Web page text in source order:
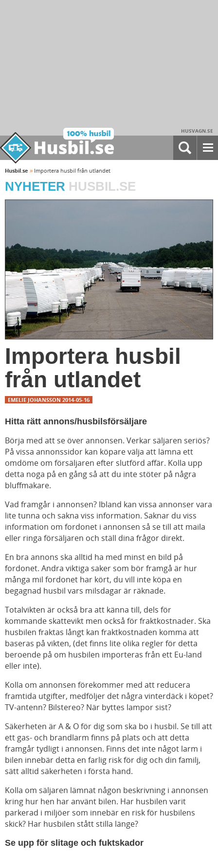
HUSVAGN.SE
Husbil.se » Importera husbil från utlandet
NYHETER HUSBIL.SE
Importera husbil
från utlandet
EMELIE JOHANSSON 2014-05-16
Hitta rätt annons/husbilsförsäljare
Börja med att se över annonsen. Verkar säljaren seriös?
På vissa annonssidor kan köpare välja att lämna ett
omdöme om försäljaren efter slutförd affär. Kolla upp
detta noga på en gång så att du inte stöter på några
bluffmakare.
Vad framgår i annonsen? Ibland kan vissa annonser vara
lite tunna och sakna viss information. Saknar du viss
information om fordonet i annonsen så se till att maila
eller ringa försäljaren och ställ dina frågor direkt.
En bra annons ska alltid ha med minst en bild på
fordonet. Andra viktiga saker som bör framgå är hur
många mil fordonet har kört, du vill inte köpa en
begagnad husbil vars milsdagar är räknade.
Totalvikten är också bra att känna till, dels för
kommande skattevikt men också för fraktkostnader. Ska
husbilen fraktas långt kan fraktkostnaden komma att
baseras på vikten, (det finns lite olika regler för detta
beroende på om husbilen importeras från ett Eu-land
eller inte).
Kolla om annonsen förekommer med att reducera
framtida utgifter, medföljer det några vinterdäck i köpet?
TV-antenn? Bilstereo? När byttes lampor sist?
Säkerheten är A & O för dig som ska bo i husbil. Se till att
ett gas- och brandlarm finns på plats och att detta
framgår tydligt i annonsen. Finns det inte något larm i
bilen innebär detta en farlig risk för dig och din familj,
sätt alltid säkerheten i första hand.
Kolla om säljaren lämnat någon beskrivning i annonsen
kring hur hen har använt bilen. Har husbilen varit
parkerad i miljöer som innebär en risk för husbilens
skick? Har husbilen stått stilla länge?
Se upp för slitage och fuktskador